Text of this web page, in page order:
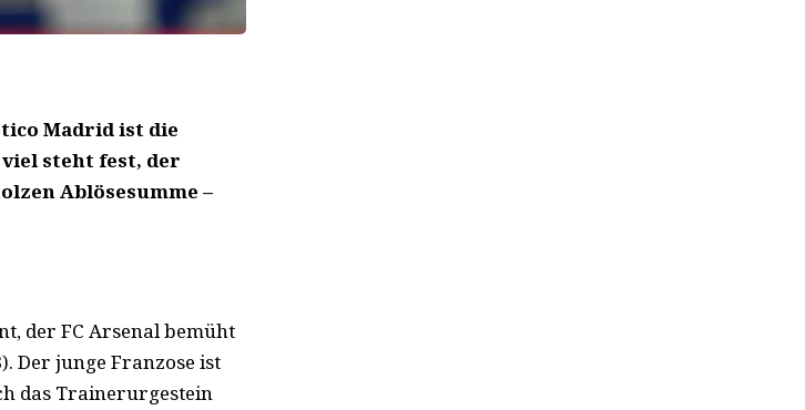
Madrid ist die
steht fest, der
Ablösesumme –
der FC Arsenal bemüht
. Der junge Franzose ist
das Trainerurgestein